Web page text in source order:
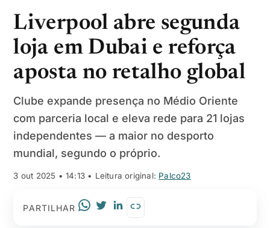
Liverpool abre segunda
loja em Dubai e reforça
aposta no retalho global
Clube expande presença no Médio Oriente
com parceria local e eleva rede para 21 lojas
independentes — a maior no desporto
mundial, segundo o próprio.
3 out 2025 • 14:13 • Leitura original: Palco23
PARTILHAR